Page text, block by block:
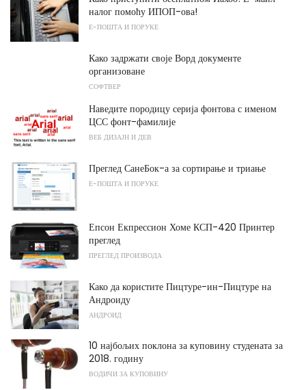
налог помоћу ИПОП-ова!
Е-ПОШТА И ПОРУКЕ
Како задржати своје Ворд документе
организоване
СОФТВЕР
Наведите породицу серија фонтова с именом
ЦСС фонт-фамилије
ВЕБ ДИЗАЈН И ДЕВ
Преглед СанеБок-а за сортирање и триање
Е-ПОШТА И ПОРУКЕ
Епсон Екпрессион Хоме КСП-420 Принтер
преглед
ПРЕГЛЕД ПРОИЗВОДА
Како да користите Пицтуре-ин-Пицтуре на
Андроиду
АНДРОИД
10 најбољих поклона за куповину студената за
2018. годину
ВОДИЧИ ЗА КУПОВИНУ